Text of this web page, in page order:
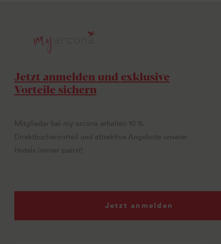
Jetzt anmelden und exklusive
Vorteile sichern
Mitglieder bei my arcona erhalten 10 %
Direktbuchervorteil und attraktive Angebote unserer
Hotels immer zuerst!
Jetzt anmelden